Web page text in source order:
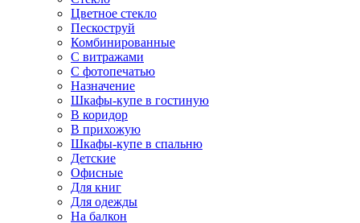
Цветное стекло
Пескоструй
Комбинированные
С витражами
С фотопечатью
Назначение
Шкафы-купе в гостиную
В коридор
В прихожую
Шкафы-купе в спальню
Детские
Офисные
Для книг
Для одежды
На балкон